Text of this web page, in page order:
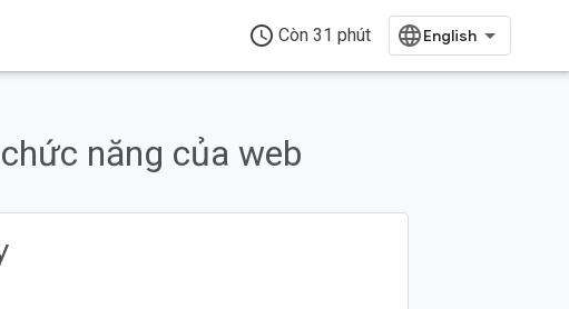
access_time Còn 31 phút
năng của web